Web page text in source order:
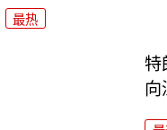
最热
特
向